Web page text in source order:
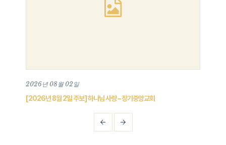
2026년 08월 02일
[2026년 8월 2일 주보] 하나님 사랑 – 장기중앙교회